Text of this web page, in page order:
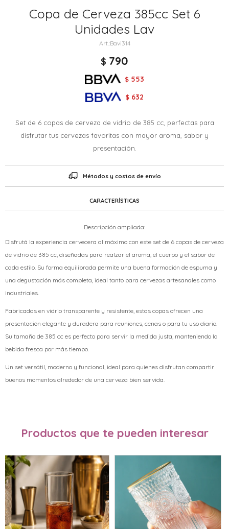
Copa de Cerveza 385cc Set 6
Unidades Lav
Bavi314
$ 790
$ 553
$ 632
Set de 6 copas de cerveza de vidrio de 385 cc, perfectas para
disfrutar tus cervezas favoritas con mayor aroma, sabor y
presentación.
Métodos y costos de envío
CARACTERÍSTICAS
Descripción ampliada:
Disfrutá la experiencia cervecera al máximo con este set de 6 copas de cerveza
de vidrio de 385 cc, diseñadas para realzar el aroma, el cuerpo y el sabor de
cada estilo. Su forma equilibrada permite una buena formación de espuma y
una degustación más completa, ideal tanto para cervezas artesanales como
industriales.
Fabricadas en vidrio transparente y resistente, estas copas ofrecen una
presentación elegante y duradera para reuniones, cenas o para tu uso diario.
Su tamaño de 385 cc es perfecto para servir la medida justa, manteniendo la
bebida fresca por más tiempo.
Un set versátil, moderno y funcional, ideal para quienes disfrutan compartir
buenos momentos alrededor de una cerveza bien servida.
Productos que te pueden interesar